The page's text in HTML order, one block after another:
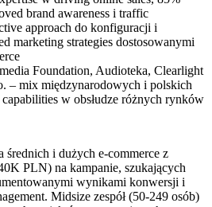
brand awareness i traffic
approach do konfiguracji i
marketing strategies dostosowanymi
Foundation, Audioteka, Clearlight
– mix międzynarodowych i polskich
w obsłudze różnych rynków
i dużych e-commerce z
PLN) na kampanie, szukających
wynikami konwersji i
Midsize zespół (50-249 osób)